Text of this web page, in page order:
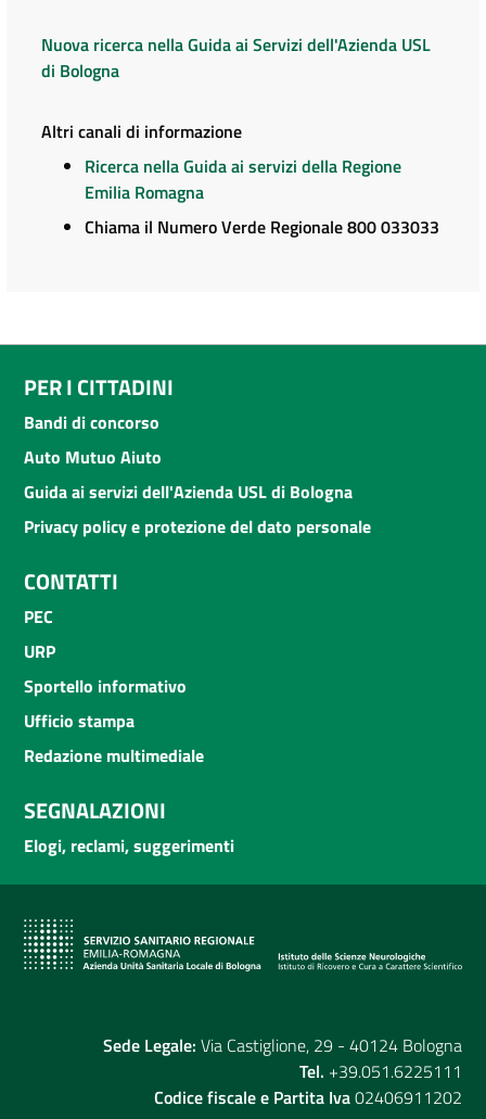
Nuova ricerca nella Guida ai Servizi dell'Azienda USL
di Bologna
Altri canali di informazione
Ricerca nella Guida ai servizi della Regione
Emilia Romagna
Chiama il Numero Verde Regionale 800 033033
PER I CITTADINI
Bandi di concorso
Auto Mutuo Aiuto
Guida ai servizi dell'Azienda USL di Bologna
Privacy policy e protezione del dato personale
CONTATTI
PEC
URP
Sportello informativo
Ufficio stampa
Redazione multimediale
SEGNALAZIONI
Elogi, reclami, suggerimenti
Sede Legale: Via Castiglione, 29 - 40124 Bologna
Tel. +39.051.6225111
Codice fiscale e Partita Iva02406911202